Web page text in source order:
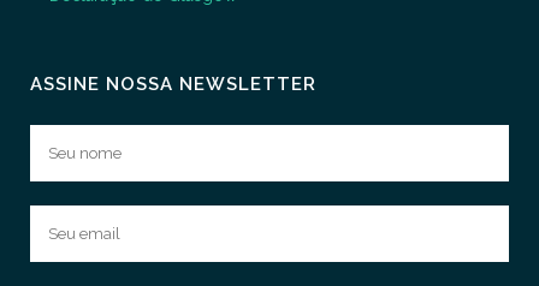
ASSINE NOSSA NEWSLETTER